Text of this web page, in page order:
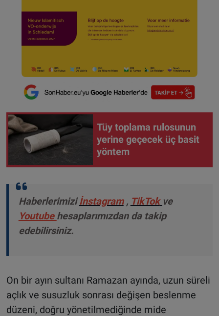
Tüy toplama rulosunun
yerine geçecek üç basit
yöntem
Haberlerimizi İnstagram , TikTok ve
Youtube hesaplarımızdan da takip
edebilirsiniz.
On bir ayın sultanı Ramazan ayında, uzun süreli
açlık ve susuzluk sonrası değişen beslenme
düzeni, doğru yönetilmediğinde mide